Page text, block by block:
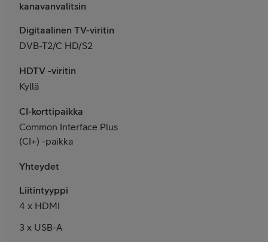
kanavanvalitsin
Digitaalinen TV-viritin
DVB-T2/C HD/S2
HDTV -viritin
Kyllä
CI-korttipaikka
Common Interface Plus
(CI+) -paikka
Yhteydet
Liitintyyppi
4 x HDMI
3 x USB-A